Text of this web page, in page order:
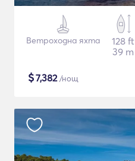
Ветроходна яхта
128 ft
39 m
$7,382/нощ